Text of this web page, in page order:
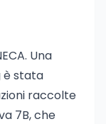
Una
è stata
raccolte
7B, che